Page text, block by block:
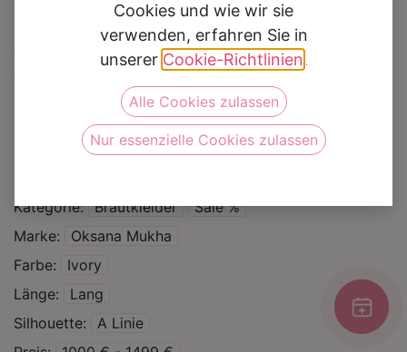
Brautkleid Althea mit
kurzen Ärmeln
Auf die Wunschliste
Kategorie Brautkleider
Sale %
Marke
Oksana Mukha
Farbe
Ivory
Länge
Lang
Silhouette
A Linie
Cookies und wie wir sie
verwenden, erfahren Sie in
unserer Cookie-Richtlinien.
Alle Cookies zulassen
Nur essenzielle Cookies zulassen